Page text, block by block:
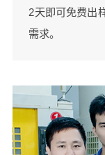
2天即可免费出
需求。